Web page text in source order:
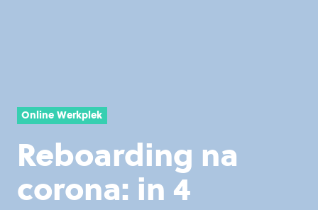
Online Werkplek
Reboarding na
corona: in 4